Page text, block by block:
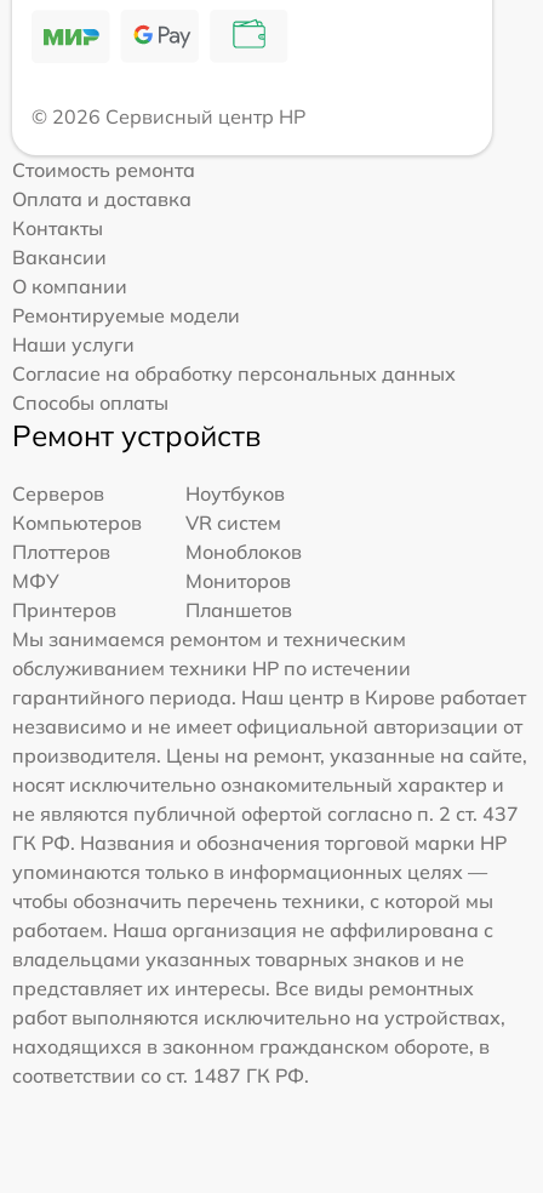
© 2026 Сервисный центр HP
Стоимость ремонта
Оплата и доставка
Контакты
Вакансии
О компании
Ремонтируемые модели
Наши услуги
Согласие на обработку персональных данных
Способы оплаты
Ремонт устройств
Серверов
Ноутбуков
Компьютеров
VR систем
Плоттеров
Моноблоков
МФУ
Мониторов
Принтеров
Планшетов
Мы занимаемся ремонтом и техническим
обслуживанием техники HP по истечении
гарантийного периода. Наш центр в Кирове работает
независимо и не имеет официальной авторизации от
производителя. Цены на ремонт, указанные на сайте,
носят исключительно ознакомительный характер и
не являются публичной офертой согласно п. 2 ст. 437
ГК РФ. Названия и обозначения торговой марки HP
упоминаются только в информационных целях —
чтобы обозначить перечень техники, с которой мы
работаем. Наша организация не аффилирована с
владельцами указанных товарных знаков и не
представляет их интересы. Все виды ремонтных
работ выполняются исключительно на устройствах,
находящихся в законном гражданском обороте, в
соответствии со ст. 1487 ГК РФ.